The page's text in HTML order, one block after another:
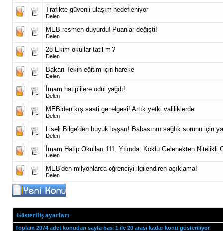
Trafikte güvenli ulaşım hedefleniyor
Delen
MEB resmen duyurdu! Puanlar değişti!
Delen
28 Ekim okullar tatil mi?
Delen
Bakan Tekin eğitim için hareke
Delen
İmam hatiplilere ödül yağdı!
Delen
MEB’den kış saati genelgesi! Artık yetki valiliklerde
Delen
Liseli Bilge'den büyük başarı! Babasının sağlık sorunu için
Delen
İmam Hatip Okulları 111. Yılında: Köklü Gelenekten Nitelikli
Delen
MEB'den milyonlarca öğrenciyi ilgilendiren açıklama!
Delen
Gösteriliş ayarları
Toplam 2074 adet konudan sayfa basi 1 ile 20 arasi kadar konu gösteriliyor